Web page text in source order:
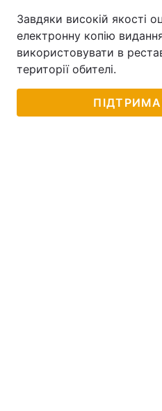
Завдяки високій якості
електронну копію
використовувати в
території обителі.